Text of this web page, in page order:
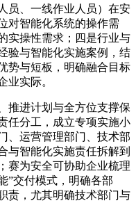
员、一线作业人员）在安
对智能化系统的操作需
实操性需求；四是行业与
验与智能化实施案例，结
势与短板，明确融合目标
业实际。
推进计划与全方位支撑保
任分工，成立专项实施小
、运营管理部门、技术部
与智能化实施责任拆解到
赛为安全可协助企业梳理
”交付模式，明确各部
责，尤其明确技术部门与